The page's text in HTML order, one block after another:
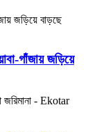
গাঁজায় জড়িয়ে